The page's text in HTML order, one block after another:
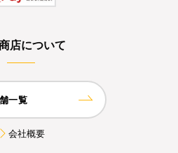
店について
一覧
会社概要